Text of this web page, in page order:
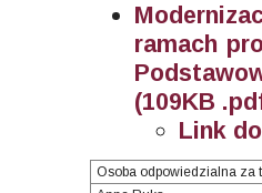
ramach
(109KB
Link
Osoba odpowiedzialna za